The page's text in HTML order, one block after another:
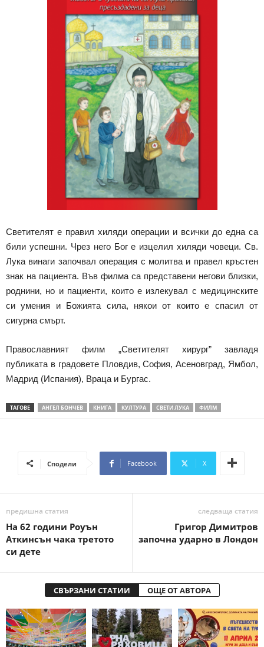
Светителят е правил хиляди операции и всички до една са
били успешни. Чрез него Бог е изцелил хиляди човеци. Св.
Лука винаги започвал операция с молитва и правел кръстен
знак на пациента. Във филма са представени негови близки,
роднини, но и пациенти, които е излекувал с медицинските
си умения и Божията сила, някои от които е спасил от
сигурна смърт.
Православният филм „Светителят хирург” завладя
публиката в градовете Пловдив, София, Асеновград, Ямбол,
Мадрид (Испания), Враца и Бургас.
ТАГОВЕ АНГЕЛ БОНЧЕВ КНИГА КУЛТУРА СВЕТИ ЛУКА ФИЛМ
Сподели Facebook X
предишна статия
На 62 години Роуън
Аткинсън чака третото
си дете
следваща статия
Григор Димитров
започна ударно в Лондон
СВЪРЗАНИ СТАТИИ ОЩЕ ОТ АВТОРА